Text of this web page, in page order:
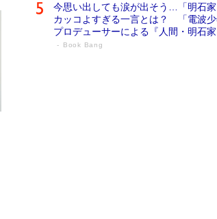
今思い出しても涙が出そう…「明石
カッコよすぎる一言とは？ 「電波
プロデューサーによる『人間・明石
Book Bang